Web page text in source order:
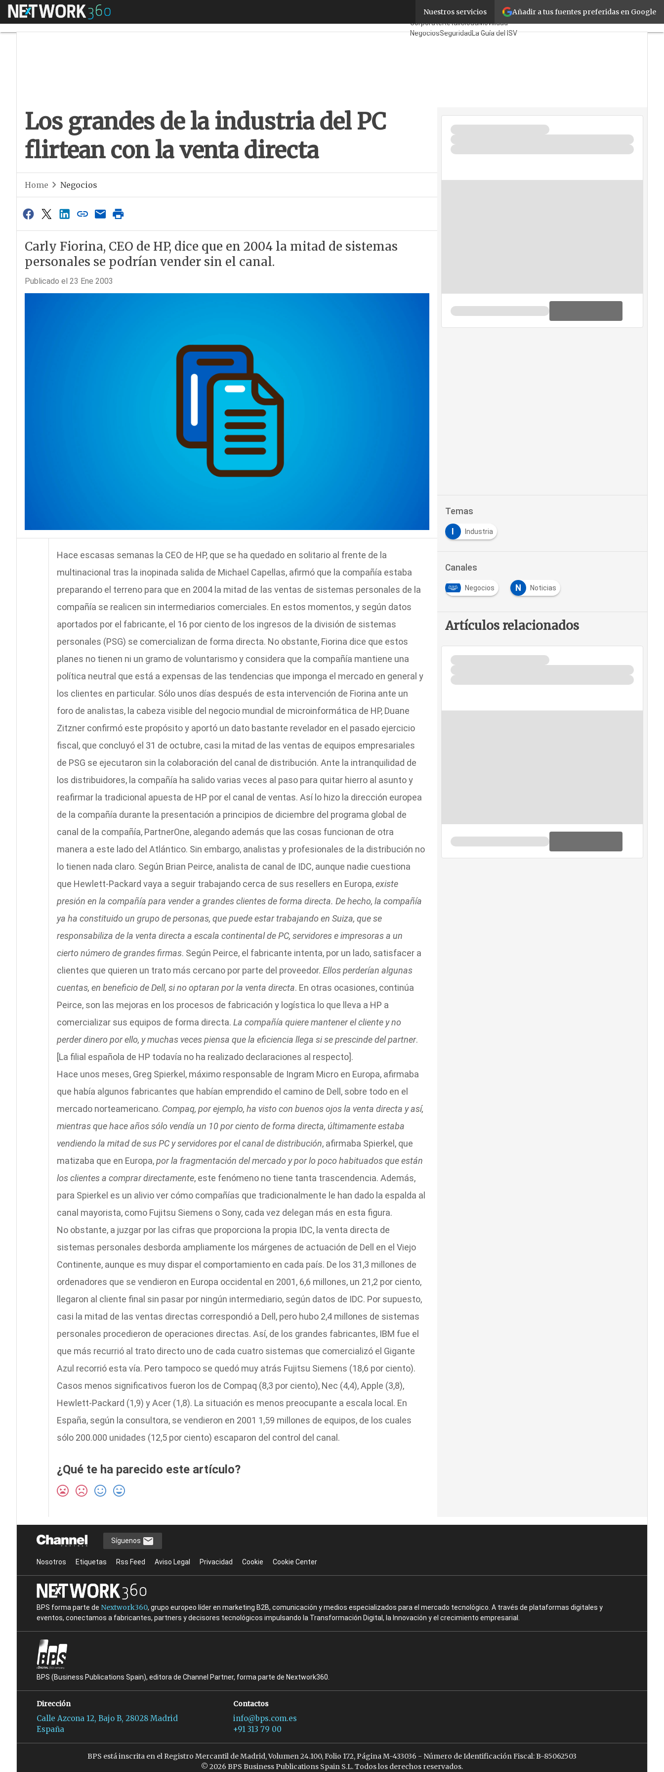
Añadir a tus fuentes preferidas en Google
Nuestros servicios
Menú FabricantesMayoristasTicPymes
CorporateRetailCloudMovilidad
NegociosSeguridadLa Guía del ISV
Los grandes de la industria del PC
flirtean con la venta directa
Home Negocios
Carly Fiorina, CEO de HP, dice que en 2004 la mitad de sistemas
personales se podrían vender sin el canal.
Publicado el 23 Ene 2003
Hace escasas semanas la CEO de HP, que se ha quedado en solitario al frente de la
multinacional tras la inopinada salida de Michael Capellas, afirmó que la compañía estaba
preparando el terreno para que en 2004 la mitad de las ventas de sistemas personales de la
compañía se realicen sin intermediarios comerciales. En estos momentos, y según datos
aportados por el fabricante, el 16 por ciento de los ingresos de la división de sistemas
personales (PSG) se comercializan de forma directa. No obstante, Fiorina dice que estos
planes no tienen ni un gramo de voluntarismo y considera que la compañía mantiene una
política neutral que está a expensas de las tendencias que imponga el mercado en general y
los clientes en particular. Sólo unos días después de esta intervención de Fiorina ante un
foro de analistas, la cabeza visible del negocio mundial de microinformática de HP, Duane
Zitzner confirmó este propósito y aportó un dato bastante revelador en el pasado ejercicio
fiscal, que concluyó el 31 de octubre, casi la mitad de las ventas de equipos empresariales
de PSG se ejecutaron sin la colaboración del canal de distribución. Ante la intranquilidad de
los distribuidores, la compañía ha salido varias veces al paso para quitar hierro al asunto y
reafirmar la tradicional apuesta de HP por el canal de ventas. Así lo hizo la dirección europea
de la compañía durante la presentación a principios de diciembre del programa global de
canal de la compañía, PartnerOne, alegando además que las cosas funcionan de otra
manera a este lado del Atlántico. Sin embargo, analistas y profesionales de la distribución no
lo tienen nada claro. Según Brian Peirce, analista de canal de IDC, aunque nadie cuestiona
que Hewlett-Packard vaya a seguir trabajando cerca de sus resellers en Europa,existe
presión en la compañía para vender a grandes clientes de forma directa. De hecho, la compañía
ya ha constituido un grupo de personas, que puede estar trabajando en Suiza, que se
responsabiliza de la venta directa a escala continental de PC, servidores e impresoras a un
cierto número de grandes firmas. Según Peirce, el fabricante intenta, por un lado, satisfacer a
clientes que quieren un trato más cercano por parte del proveedor. Ellos perderían algunas
cuentas, en beneficio de Dell, si no optaran por la venta directa. En otras ocasiones, continúa
Peirce, son las mejoras en los procesos de fabricación y logística lo que lleva a HP a
comercializar sus equipos de forma directa. La compañía quiere mantener el cliente y no
perder dinero por ello, y muchas veces piensa que la eficiencia llega si se prescinde del partner.
[La filial española de HP todavía no ha realizado declaraciones al respecto].
Hace unos meses, Greg Spierkel, máximo responsable de Ingram Micro en Europa, afirmaba
que había algunos fabricantes que habían emprendido el camino de Dell, sobre todo en el
mercado norteamericano. Compaq, por ejemplo, ha visto con buenos ojos la venta directa y así,
mientras que hace años sólo vendía un 10 por ciento de forma directa, últimamente estaba
vendiendo la mitad de sus PC y servidores por el canal de distribución, afirmaba Spierkel, que
matizaba que en Europa,por la fragmentación del mercado y por lo poco habituados que están
los clientes a comprar directamente, este fenómeno no tiene tanta trascendencia. Además,
para Spierkel es un alivio ver cómo compañías que tradicionalmente le han dado la espalda al
canal mayorista, como Fujitsu Siemens o Sony, cada vez delegan más en esta figura.
No obstante, a juzgar por las cifras que proporciona la propia IDC, la venta directa de
sistemas personales desborda ampliamente los márgenes de actuación de Dell en el Viejo
Continente, aunque es muy dispar el comportamiento en cada país. De los 31,3 millones de
ordenadores que se vendieron en Europa occidental en 2001, 6,6 millones, un 21,2 por ciento,
llegaron al cliente final sin pasar por ningún intermediario, según datos de IDC. Por supuesto,
casi la mitad de las ventas directas correspondió a Dell, pero hubo 2,4 millones de sistemas
personales procedieron de operaciones directas. Así, de los grandes fabricantes, IBM fue el
que más recurrió al trato directo uno de cada cuatro sistemas que comercializó el Gigante
Azul recorrió esta vía. Pero tampoco se quedó muy atrás Fujitsu Siemens (18,6 por ciento).
Casos menos significativos fueron los de Compaq (8,3 por ciento), Nec (4,4), Apple (3,8),
Hewlett-Packard (1,9) y Acer (1,8). La situación es menos preocupante a escala local. En
España, según la consultora, se vendieron en 2001 1,59 millones de equipos, de los cuales
sólo 200.000 unidades (12,5 por ciento) escaparon del control del canal.
¿Qué te ha parecido este artículo?
Temas
Industria
Canales
Negocios N Noticias
Artículos relacionados
Síguenos
Nosotros Etiquetas Rss Feed Aviso Legal Privacidad Cookie Cookie Center
BPS forma parte de Nextwork360, grupo europeo líder en marketing B2B, comunicación y medios especializados para el mercado tecnológico. A través de plataformas digitales y
eventos, conectamos a fabricantes, partners y decisores tecnológicos impulsando la Transformación Digital, la Innovación y el crecimiento empresarial.
BPS (Business Publications Spain), editora de Channel Partner, forma parte de Nextwork360.
Dirección
Calle Azcona 12, Bajo B, 28028 Madrid
España
Contactos
info@bps.com.es
+91 313 79 00
BPS está inscrita en el Registro Mercantil de Madrid, Volumen 24.100, Folio 172, Página M-433036 - Número de Identificación Fiscal: B-85062503
© 2026 BPS Business Publications Spain S.L. Todos los derechos reservados.